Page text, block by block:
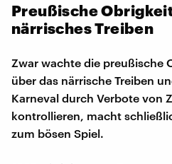
Preußische
närrisches Treiben
Zwar wachte die preußische
über das närrische Treiben
Karneval durch Verbote von
kontrollieren, macht
zum bösen Spiel.